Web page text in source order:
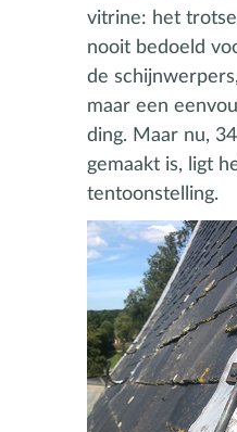
vitrine: het
nooit bedoeld
de
maar een
ding. Maar nu,
gemaakt is, ligt
tentoonstelling.